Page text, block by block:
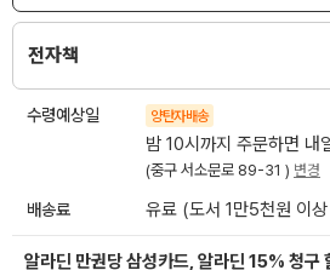
전자책
수령예상일 양탄자배송
밤 10시까지 주문하면 내
(중구 서소문로 89-31 ) 변경
배송료 유료 (도서 1만5천원 이
알라딘 만권당 삼성카드, 알라딘 15% 청구